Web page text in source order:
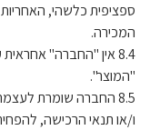
ספציפית כלשהי,
המכירה.
8.4 אין "החברה"
"המוצר".
8.5 החברה שומרת
ו/או תנאי הרכישה,